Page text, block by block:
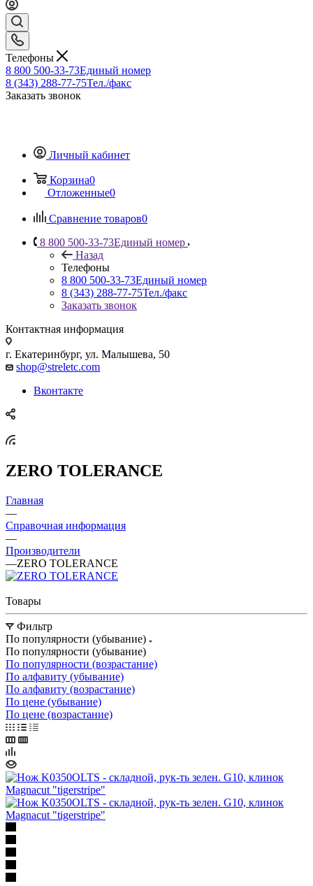
Телефоны
8 800 500-33-73Единый номер
8 (343) 288-77-75Тел./факс
Заказать звонок
Личный кабинет
Корзина0
Отложенные0
Сравнение товаров0
8 800 500-33-73Единый номер
Назад
Телефоны
8 800 500-33-73Единый номер
8 (343) 288-77-75Тел./факс
Заказать звонок
Контактная информация
г. Екатеринбург, ул. Малышева, 50
shop@streletc.com
Вконтакте
ZERO TOLERANCE
Главная
—
Справочная информация
—
Производители
—ZERO TOLERANCE
Товары
Фильтр
По популярности (убывание)
По популярности (убывание)
По популярности (возрастание)
По алфавиту (убывание)
По алфавиту (возрастание)
По цене (убывание)
По цене (возрастание)